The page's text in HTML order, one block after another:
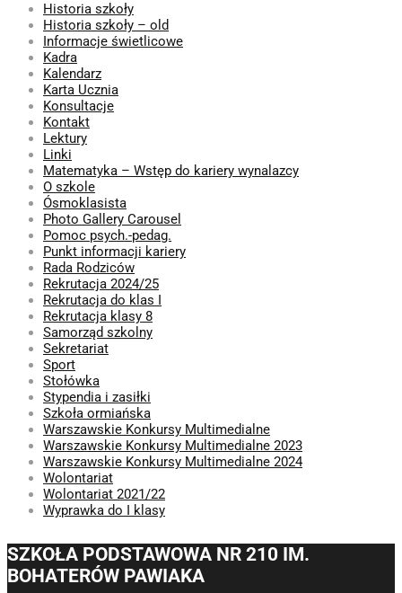
Historia szkoły
Historia szkoły – old
Informacje świetlicowe
Kadra
Kalendarz
Karta Ucznia
Konsultacje
Kontakt
Lektury
Linki
Matematyka – Wstęp do kariery wynalazcy
O szkole
Ósmoklasista
Photo Gallery Carousel
Pomoc psych.-pedag.
Punkt informacji kariery
Rada Rodziców
Rekrutacja 2024/25
Rekrutacja do klas I
Rekrutacja klasy 8
Samorząd szkolny
Sekretariat
Sport
Stołówka
Stypendia i zasiłki
Szkoła ormiańska
Warszawskie Konkursy Multimedialne
Warszawskie Konkursy Multimedialne 2023
Warszawskie Konkursy Multimedialne 2024
Wolontariat
Wolontariat 2021/22
Wyprawka do I klasy
SZKOŁA PODSTAWOWA NR 210 IM.
BOHATERÓW PAWIAKA